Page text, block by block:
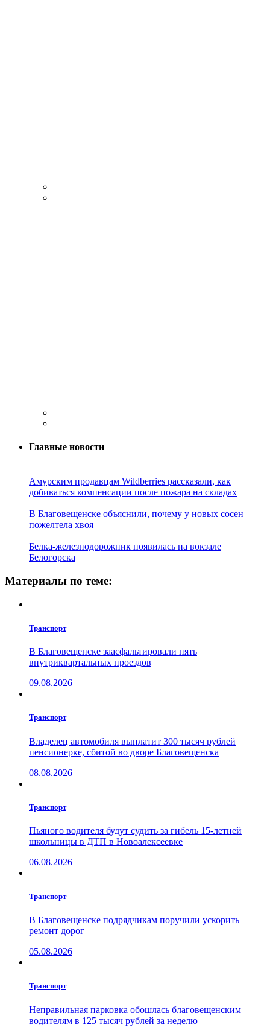
Главные новости
Амурским продавцам Wildberries рассказали, как
добиваться компенсации после пожара на складах
В Благовещенске объяснили, почему у новых сосен
пожелтела хвоя
Белка-железнодорожник появилась на вокзале
Белогорска
Материалы по теме:
Транспорт
В Благовещенске заасфальтировали пять
внутриквартальных проездов
09.08.2026
Транспорт
Владелец автомобиля выплатит 300 тысяч рублей
пенсионерке, сбитой во дворе Благовещенска
08.08.2026
Транспорт
Пьяного водителя будут судить за гибель 15-летней
школьницы в ДТП в Новоалексеевке
06.08.2026
Транспорт
В Благовещенске подрядчикам поручили ускорить
ремонт дорог
05.08.2026
Транспорт
Неправильная парковка обошлась благовещенским
водителям в 125 тысяч рублей за неделю